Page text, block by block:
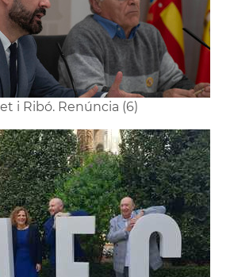
i Ribó. Renúncia (6)